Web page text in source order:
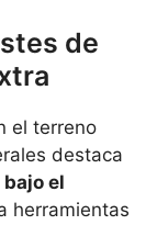
de
el terreno
destaca
el
herramientas